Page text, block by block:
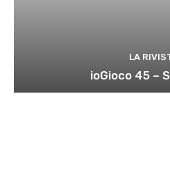
LA
ioGioco 45 –